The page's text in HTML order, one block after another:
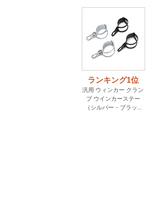
ランキング1位
汎用 ウィンカー クラン
プ ウインカーステー
（シルバー・ブラッ...